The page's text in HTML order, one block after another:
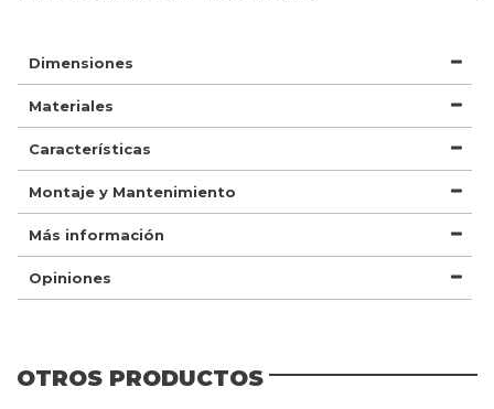
Dimensiones
Materiales
Características
Montaje y Mantenimiento
Más información
Opiniones
OTROS PRODUCTOS